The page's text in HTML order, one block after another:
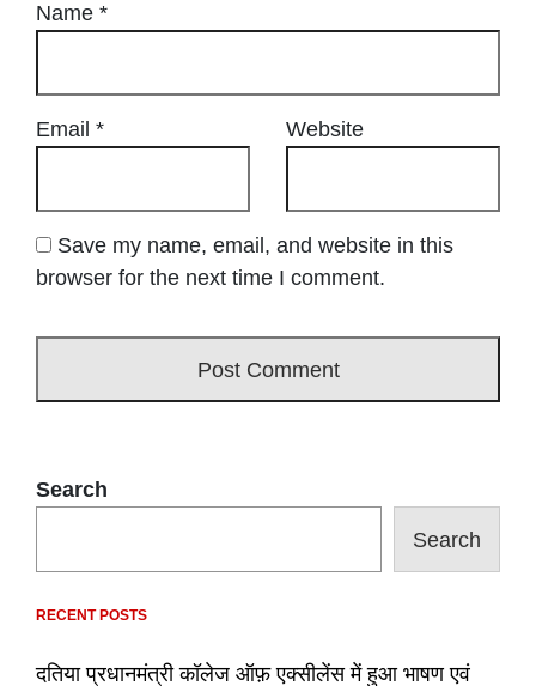
Name *
Email * Website
Save my name, email, and website in this
browser for the next time I comment.
Search
Search
RECENT POSTS
दतिया प्रधानमंत्री कॉलेज ऑफ़ एक्सीलेंस में हुआ भाषण एवं